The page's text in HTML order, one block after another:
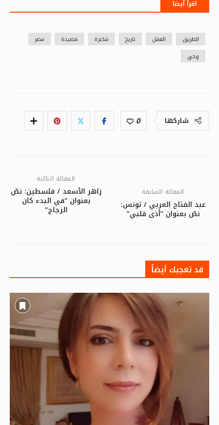
اقرأ أيضا
الطريق العقل تاريخ شاعرة قصيدة
مصر
وحي
شاركها 0
المقالة السابقة
عبد الفتاح العربي / تونس:
نصّ بعنوان “أذى قلبي”
المقالة التالية
زاهر الأسعد / فلسطين: نصّ
بعنوان “في البدء كان
الزجاج“
قد تعجبك أيضاً